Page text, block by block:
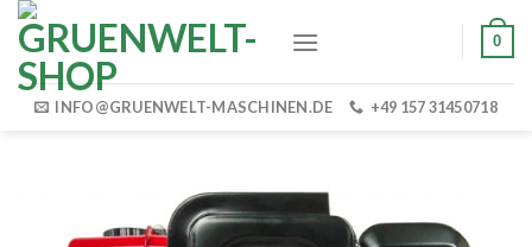
Skip
content
0
INFO@GRUENWELT-MASCHINEN.DE +49 157 31450718